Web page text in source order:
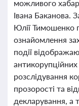
можливого
Івана Баканова.
Юлії Тимошенко
ознайомлення
події
антикорупційних
розслідування
прозорості та
декларування, а